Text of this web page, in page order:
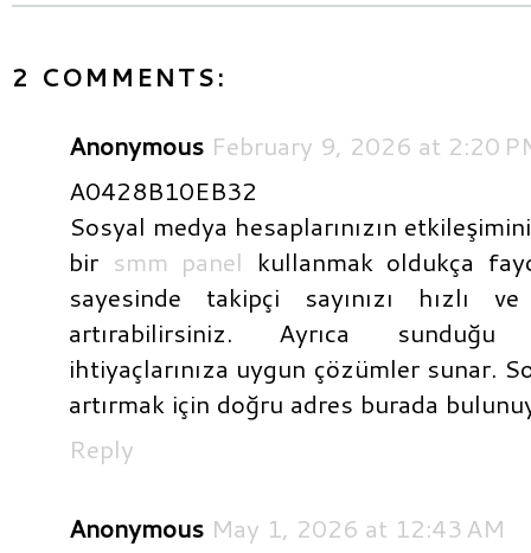
2 COMMENTS:
Anonymous February 9, 2026 at 2:20
A0428B10EB32
Sosyal medya hesaplarınızın
bir smm panel kullanmak oldukça
sayesinde takipçi sayınızı hızlı
artırabilirsiniz. Ayrıca
ihtiyaçlarınıza uygun çözümler sunar.
artırmak için doğru adres burada
Reply
Anonymous May 1, 2026 at 12:43 AM